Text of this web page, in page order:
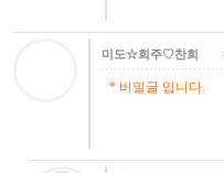
미도☆희주♡찬희
* 비밀글 입니다.